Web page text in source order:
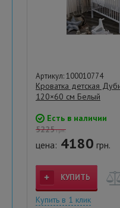
Артикул: 100010774
Кроватка детская
120×60 см Белый
Есть в наличии
5225грн.
цена: 4180 грн.
КУПИТЬ
Купить в 1 клик